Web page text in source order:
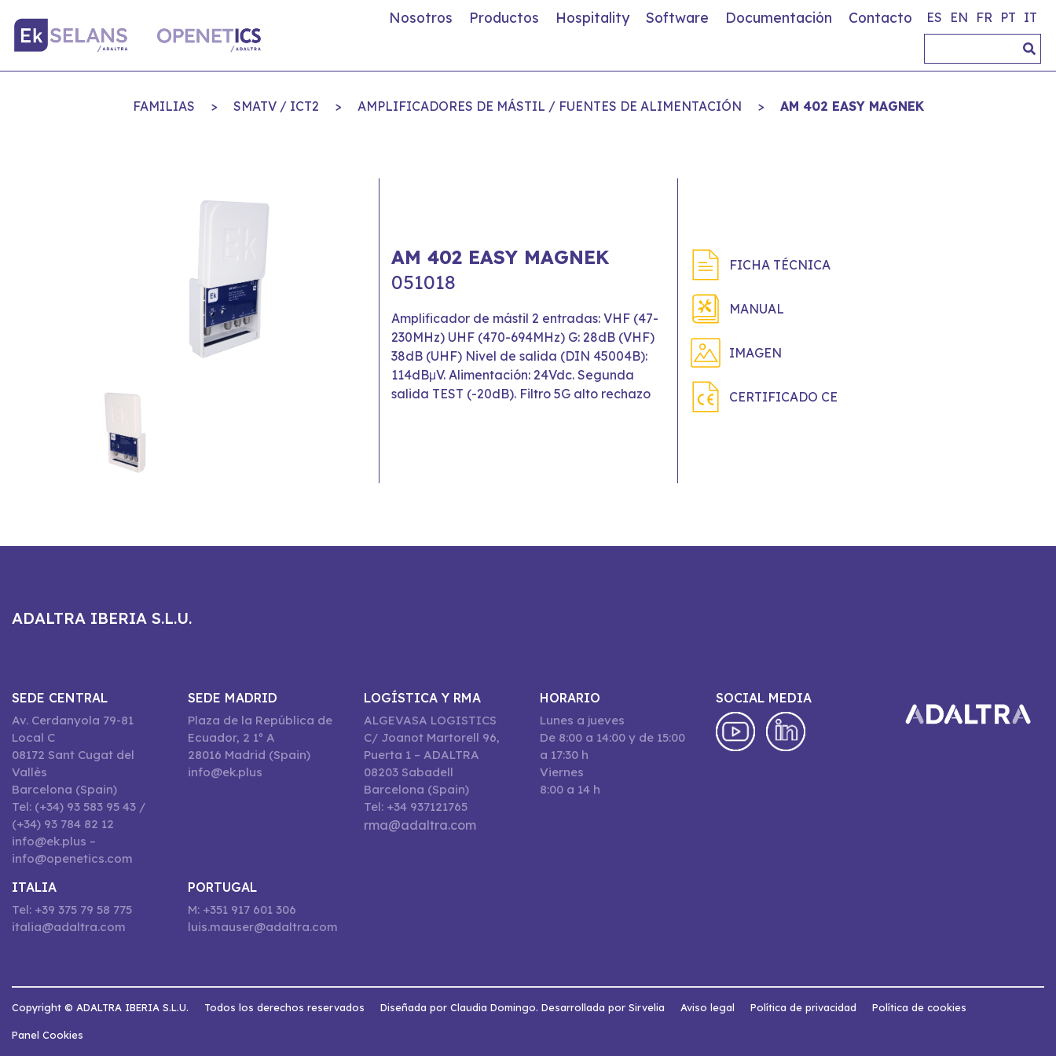
Nosotros Productos Hospitality Software Documentación Contacto ES EN FR PT IT
FAMILIAS > SMATV / ICT2 > AMPLIFICADORES DE MÁSTIL / FUENTES DE ALIMENTACIÓN > AM 402 EASY MAGNEK
AM 402 EASY MAGNEK
051018
Amplificador de mástil 2 entradas: VHF (47-
230MHz) UHF (470-694MHz) G: 28dB (VHF)
38dB (UHF) Nivel de salida (DIN 45004B):
114dBμV. Alimentación: 24Vdc. Segunda
salida TEST (-20dB). Filtro 5G alto rechazo
FICHA TÉCNICA
MANUAL
IMAGEN
CERTIFICADO CE
ADALTRA IBERIA S.L.U.
SEDE CENTRAL
Av. Cerdanyola 79-81
Local C
08172 Sant Cugat del
Vallès
Barcelona (Spain)
Tel: (+34) 93 583 95 43 /
(+34) 93 784 82 12
info@ek.plus –
info@openetics.com
SEDE MADRID
Plaza de la República de
Ecuador, 2 1º A
28016 Madrid (Spain)
info@ek.plus
LOGÍSTICA Y RMA
ALGEVASA LOGISTICS
C/ Joanot Martorell 96,
Puerta 1 – ADALTRA
08203 Sabadell
Barcelona (Spain)
Tel: +34 937121765
rma@adaltra.com
HORARIO
Lunes a jueves
De 8:00 a 14:00 y de 15:00
a 17:30 h
Viernes
8:00 a 14 h
SOCIAL MEDIA
ITALIA
Tel: +39 375 79 58 775
italia@adaltra.com
PORTUGAL
M: +351 917 601 306
luis.mauser@adaltra.com
Copyright © ADALTRA IBERIA S.L.U. Todos los derechos reservados Diseñada por Claudia Domingo. Desarrollada por Sirvelia Aviso legal Política de privacidad Política de cookies
Panel Cookies